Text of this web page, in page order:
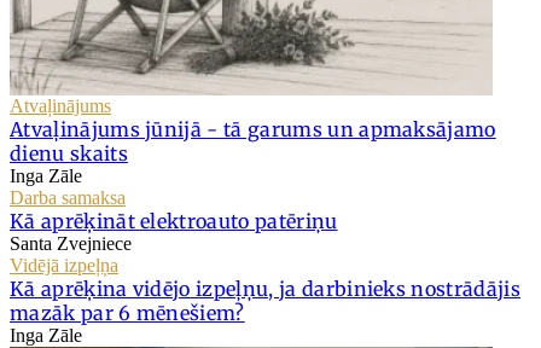
Atvaļinājums
Atvaļinājums jūnijā - tā garums un apmaksājamo
dienu skaits
Inga Zāle
Darba samaksa
Kā aprēķināt elektroauto patēriņu
Santa Zvejniece
Vidējā izpeļņa
Kā aprēķina vidējo izpeļņu, ja darbinieks nostrādājis
mazāk par 6 mēnešiem?
Inga Zāle